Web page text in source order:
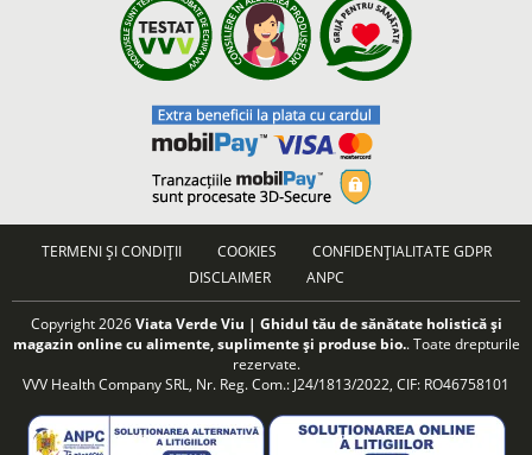
TERMENI ȘI CONDIȚII COOKIES
CONFIDENȚIALITATE GDPR
DISCLAIMER
ANPC
Copyright 2026Viata Verde Viu | Ghidul tău de sănătate holistică și
magazin online cu alimente, suplimente și produse bio.. Toate drepturile
rezervate.
VVV Health Company SRL, Nr. Reg. Com.: J24/1813/2022, CIF: RO46758101